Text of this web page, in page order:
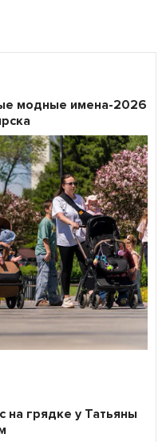
модные имена-2026
грядке у Татьяны